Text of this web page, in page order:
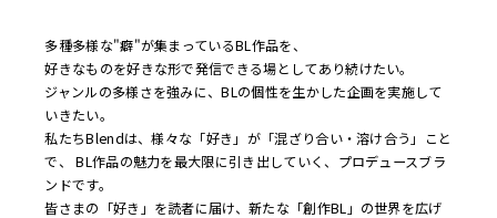
多種多様な"癖"が集まっているBL作品を、
好きなものを好きな形で発信できる場としてあり続けたい。
ジャンルの多様さを強みに、BLの個性を生かした企画を実施して
いきたい。
私たちBlendは、様々な「好き」が「混ざり合い・溶け合う」こと
で、 BL作品の魅力を最大限に引き出していく、プロデュースブラ
ンドです。
皆さまの「好き」を読者に届け、新たな「創作BL」の世界を広げ